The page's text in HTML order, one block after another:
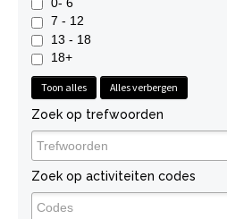
7 - 12
13 - 18
18+
Toon alles Alles verbergen
Zoek op trefwoorden
Zoek op activiteiten codes